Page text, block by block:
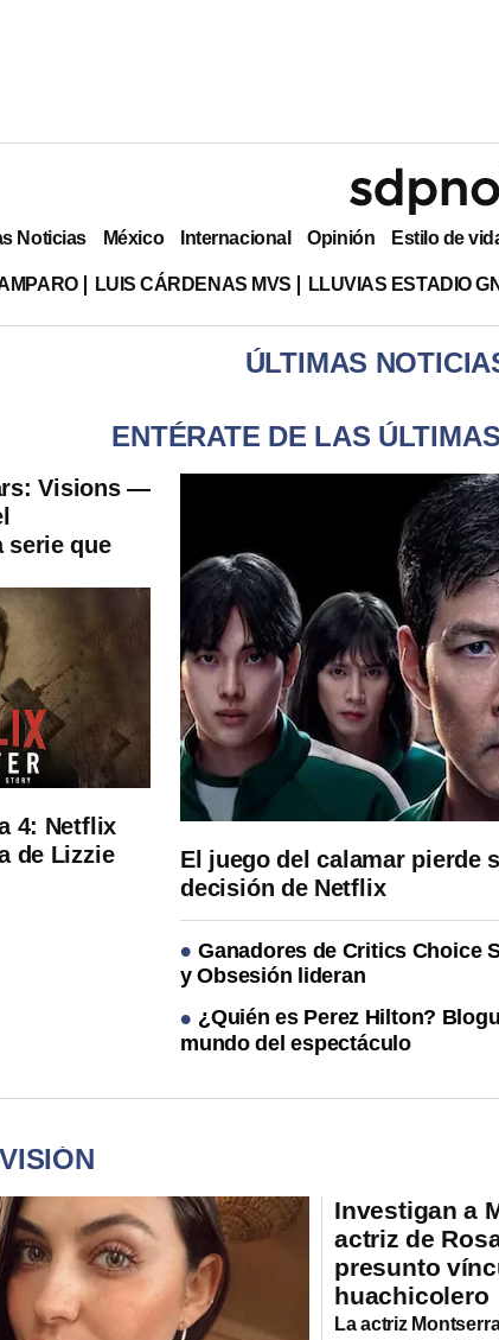
Noticias México Internacional Opinión Estilo de
LUIS CÁRDENAS MVS LLUVIAS ESTADIO
ÚLTIMAS
ENTÉRATE DE LAS
Visions —
serie que
4: Netflix
de Lizzie
El juego del calamar pierde
decisión de Netflix
Ganadores de Critics Choice
y Obsesión lideran
¿Quién es Perez Hilton?
mundo del espectáculo
Investigan a
actriz de
presunto
huachicolero
La actriz